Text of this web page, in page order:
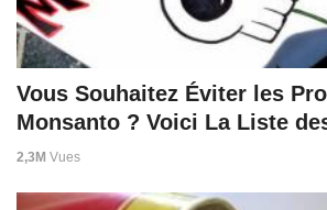
Vous Souhaitez Éviter les
Monsanto ? Voici La Liste
2,3M Vues